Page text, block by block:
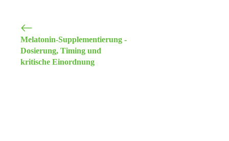
Melatonin-Supplementierung -
Dosierung, Timing und
kritische Einordnung